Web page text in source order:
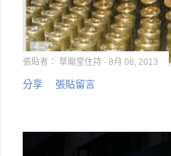
張貼者： 草廟堂住持 8月 08, 2013
分享 張貼留言